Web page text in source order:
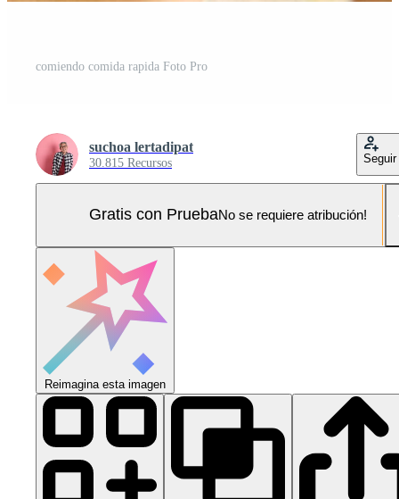
comiendo comida rapida Foto Pro
suchoa lertadipat
30.815 Recursos Seguir
Gratis con PruebaNo se requiere atribución!
Reimagina esta imagen